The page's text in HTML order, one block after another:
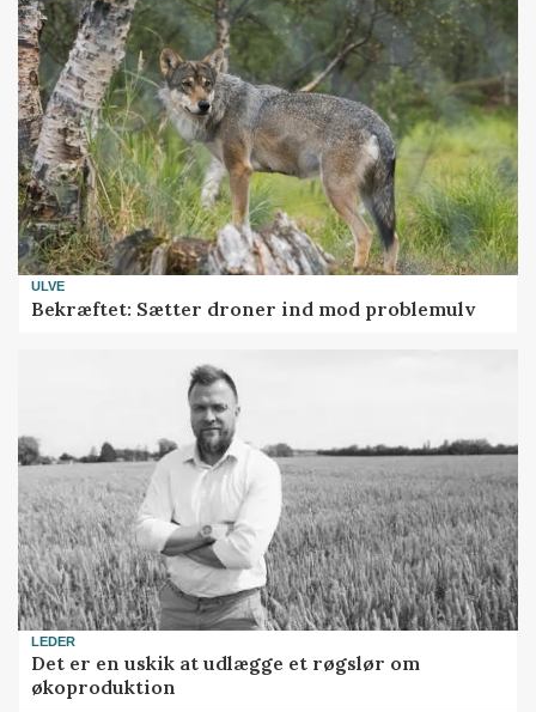
ULVE
Bekræftet: Sætter droner ind mod problemulv
LEDER
Det er en uskik at udlægge et røgslør om
økoproduktion